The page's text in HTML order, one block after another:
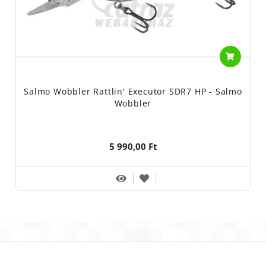
Salmo Wobbler Rattlin' Executor SDR7 HP - Salmo
Wobbler
5 990,00 Ft